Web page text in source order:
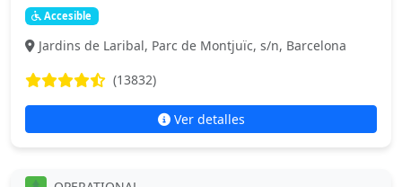
Accesible
Jardins de Laribal, Parc de Montjuïc, s/n, Barcelona
(13832)
Ver detalles